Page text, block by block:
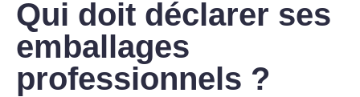
Qui doit déclarer ses
emballages
professionnels ?